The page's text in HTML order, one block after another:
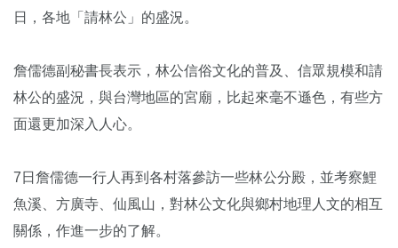
日，各地「請林公」的盛況。
詹儒德副秘書長表示，林公信俗文化的普及、信眾規模和請
林公的盛況，與台灣地區的宮廟，比起來毫不遜色，有些方
面還更加深入人心。
7日詹儒德一行人再到各村落參訪一些林公分殿，並考察鯉
魚溪、方廣寺、仙風山，對林公文化與鄉村地理人文的相互
關係，作進一步的了解。